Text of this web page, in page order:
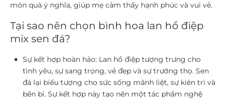
món quà ý nghĩa, giúp mẹ cảm thấy hạnh phúc và vui vẻ.
Tại sao nên chọn bình hoa lan hồ điệp
mix sen đá?
Sự kết hợp hoàn hảo: Lan hồ điệp tượng trưng cho
tình yêu, sự sang trọng, vẻ đẹp và sự trường thọ. Sen
đá lại biểu tượng cho sức sống mãnh liệt, sự kiên trì và
bền bỉ. Sự kết hợp này tạo nên một tác phẩm nghệ